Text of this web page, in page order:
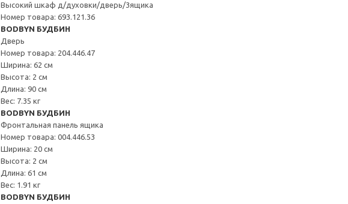
Высокий шкаф д/духовки/дверь/3ящика
Номер товара: 693.121.36
BODBYN БУДБИН
Дверь
Номер товара: 204.446.47
Ширина: 62 см
Высота: 2 см
Длина: 90 см
Вес: 7.35 кг
BODBYN БУДБИН
Фронтальная панель ящика
Номер товара: 004.446.53
Ширина: 20 см
Высота: 2 см
Длина: 61 см
Вес: 1.91 кг
BODBYN БУДБИН